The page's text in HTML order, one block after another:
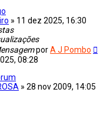
» 11 dez 2025, 16:30
porA J Pombo
08:28
» 28 nov 2009, 14:05